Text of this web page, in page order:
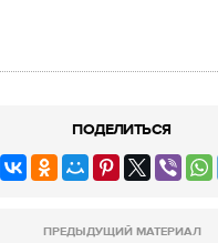
ПОДЕЛИТЬСЯ
ПРЕДЫДУЩИЙ МАТЕРИАЛ